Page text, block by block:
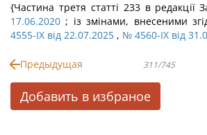
{Частина третя статті 233 в редакції
17.06.2020 ; із змінами, внесеними
4555-IX від 22.07.2025 , № 4560-IX від
Предыдущая 311/745
Добавить в избраное